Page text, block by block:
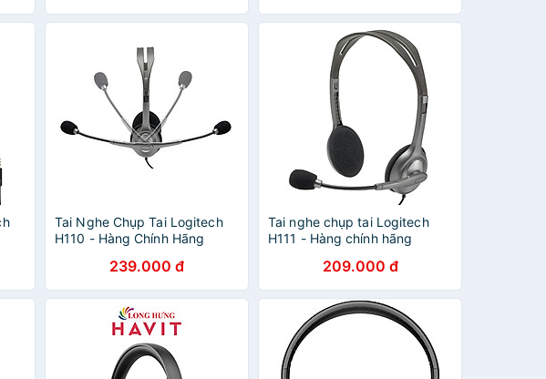
Tai Nghe Chụp Tai Logitech
H110 - Hàng Chính Hãng
239.000 đ
Tai nghe chụp tai Logitech
H111 - Hàng chính hãng
209.000 đ